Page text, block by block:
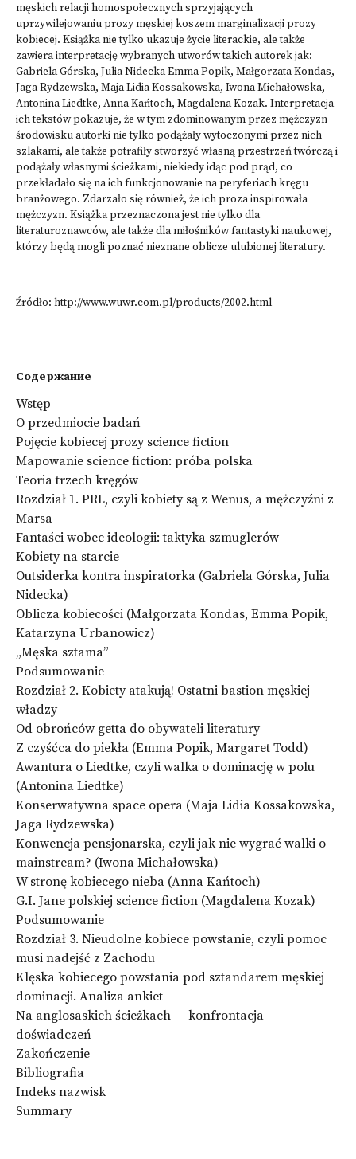
męskich relacji homospołecznych sprzyjających
uprzywilejowaniu prozy męskiej koszem marginalizacji prozy
kobiecej. Książka nie tylko ukazuje życie literackie, ale także
zawiera interpretację wybranych utworów takich autorek jak:
Gabriela Górska, Julia Nidecka Emma Popik, Małgorzata Kondas,
Jaga Rydzewska, Maja Lidia Kossakowska, Iwona Michałowska,
Antonina Liedtke, Anna Kańtoch, Magdalena Kozak. Interpretacja
ich tekstów pokazuje, że w tym zdominowanym przez mężczyzn
środowisku autorki nie tylko podążały wytoczonymi przez nich
szlakami, ale także potrafiły stworzyć własną przestrzeń twórczą i
podążały własnymi ścieżkami, niekiedy idąc pod prąd, co
przekładało się na ich funkcjonowanie na peryferiach kręgu
branżowego. Zdarzało się również, że ich proza inspirowała
mężczyzn. Książka przeznaczona jest nie tylko dla
literaturoznawców, ale także dla miłośników fantastyki naukowej,
którzy będą mogli poznać nieznane oblicze ulubionej literatury.
Źródło: http://www.wuwr.com.pl/products/2002.html
Содержание
Wstęp
O przedmiocie badań
Pojęcie kobiecej prozy science fiction
Mapowanie science fiction: próba polska
Teoria trzech kręgów
Rozdział 1. PRL, czyli kobiety są z Wenus, a mężczyźni z
Marsa
Fantaści wobec ideologii: taktyka szmuglerów
Kobiety na starcie
Outsiderka kontra inspiratorka (Gabriela Górska, Julia
Nidecka)
Oblicza kobiecości (Małgorzata Kondas, Emma Popik,
Katarzyna Urbanowicz)
„Męska sztama”
Podsumowanie
Rozdział 2. Kobiety atakują! Ostatni bastion męskiej
władzy
Od obrońców getta do obywateli literatury
Z czyśćca do piekła (Emma Popik, Margaret Todd)
Awantura o Liedtke, czyli walka o dominację w polu
(Antonina Liedtke)
Konserwatywna space opera (Maja Lidia Kossakowska,
Jaga Rydzewska)
Konwencja pensjonarska, czyli jak nie wygrać walki o
mainstream? (Iwona Michałowska)
W stronę kobiecego nieba (Anna Kańtoch)
G.I. Jane polskiej science fiction (Magdalena Kozak)
Podsumowanie
Rozdział 3. Nieudolne kobiece powstanie, czyli pomoc
musi nadejść z Zachodu
Klęska kobiecego powstania pod sztandarem męskiej
dominacji. Analiza ankiet
Na anglosaskich ścieżkach — konfrontacja
doświadczeń
Zakończenie
Bibliografia
Indeks nazwisk
Summary